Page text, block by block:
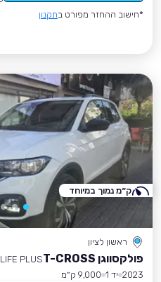
*חישוב ההחזר מפורט בתקנון
ראשון לציון
פולקסווגן T-CROSS
LIFE PLUS
2023 יד 1
9,000 ק״מ
ק״מ נמוך במיוחד